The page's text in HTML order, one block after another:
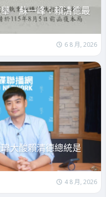
舉 蘇一峰：賴清德最
6 8 月, 2026
大酸賴清德總統是
4 8 月, 2026